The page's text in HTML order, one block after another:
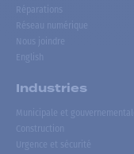
Réparations
Réseau numérique
Nous joindre
English
Industries
Municipale et gouvernementale
Construction
Urgence et sécurité